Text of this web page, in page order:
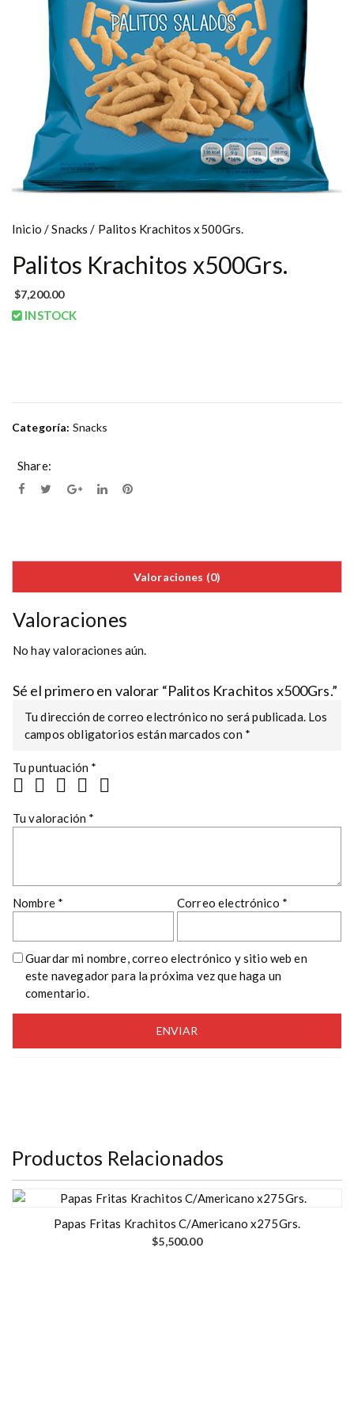
Inicio /Snacks / Palitos Krachitos x500Grs.
Palitos Krachitos x500Grs.
$7,200.00
INSTOCK
Categoría: Snacks
Share:
Valoraciones (0)
Valoraciones
No hay valoraciones aún.
Sé el primero en valorar “Palitos Krachitos x500Grs.”
Tu dirección de correo electrónico no será publicada. Los
campos obligatorios están marcados con *
Tu puntuación *
Tu valoración *
Nombre * Correo electrónico *
Guardar mi nombre, correo electrónico y sitio web en
este navegador para la próxima vez que haga un
comentario.
Productos Relacionados
Papas Fritas Krachitos C/Americano x275Grs.
$5,500.00